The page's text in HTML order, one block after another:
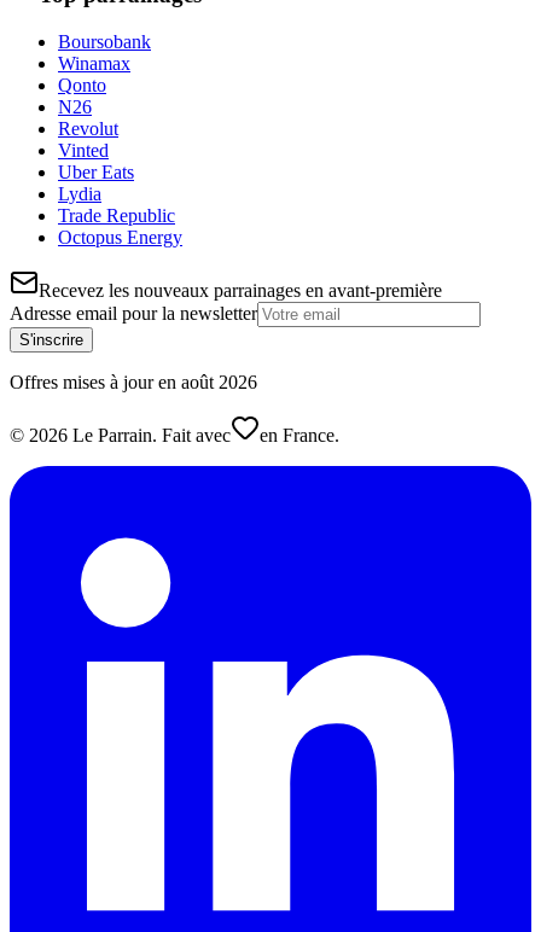
Boursobank
Winamax
Qonto
N26
Revolut
Vinted
Uber Eats
Lydia
Trade Republic
Octopus Energy
Recevez les nouveaux parrainages en avant-première
Adresse email pour la newsletter
S'inscrire
Offres mises à jour en août 2026
© 2026 Le Parrain. Fait avec en France.